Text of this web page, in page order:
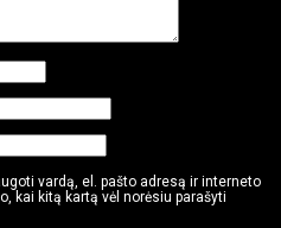
vardą, el. pašto adresą ir interneto
kai kitą kartą vėl norėsiu parašyti